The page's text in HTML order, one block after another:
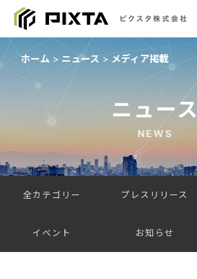
ホーム ニュース メディア掲載
ニュース
NEWS
全カテゴリー プレスリリース
イベント お知らせ